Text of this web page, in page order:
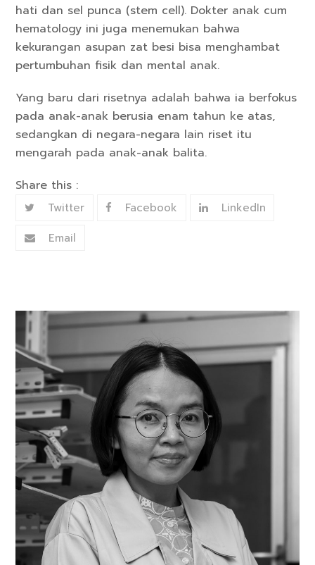
hati dan sel punca (stem cell). Dokter anak cum
hematology ini juga menemukan bahwa
kekurangan asupan zat besi bisa menghambat
pertumbuhan fisik dan mental anak.
Yang baru dari risetnya adalah bahwa ia berfokus
pada anak-anak berusia enam tahun ke atas,
sedangkan di negara-negara lain riset itu
mengarah pada anak-anak balita.
Share this :
Twitter Facebook
LinkedIn
Email